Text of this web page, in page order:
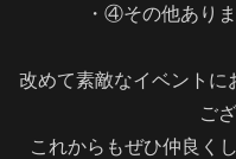
・④その他あり
改めて素敵なイベントに
ご
これからもぜひ仲良く